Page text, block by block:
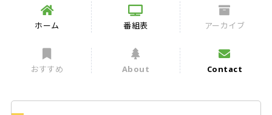
ホーム 番組表 アーカイブ
おすすめ About Contact